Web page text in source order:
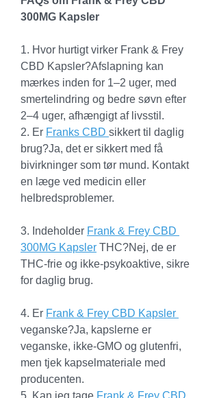
300MG Kapsler
1. Hvor hurtigt virker Frank & Frey
CBD Kapsler?Afslapning kan
mærkes inden for 1–2 uger, med
smertelindring og bedre søvn efter
2–4 uger, afhængigt af livsstil.
2. Er Franks CBD sikkert til daglig
brug?Ja, det er sikkert med få
bivirkninger som tør mund. Kontakt
en læge ved medicin eller
helbredsproblemer.
3. Indeholder Frank & Frey CBD
300MG Kapsler THC?Nej, de er
THC-frie og ikke-psykoaktive, sikre
for daglig brug.
4. Er
veganske?Ja, kapslerne er
veganske, ikke-GMO og glutenfri,
men tjek kapselmateriale med
producenten.
5. Kan jeg tage